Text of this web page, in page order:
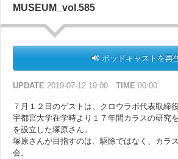
MUSEUM_vol.585
ポッドキャストを再
UPDATE 2019-07-12 19:00 TIME 00:00
７月１２日のゲストは、クロウラボ代表取締
宇都宮大学在学時より１７年間カラスの研究
を設立した塚原さん。
塚原さんが目指すのは、駆除ではなく、カラ
会。